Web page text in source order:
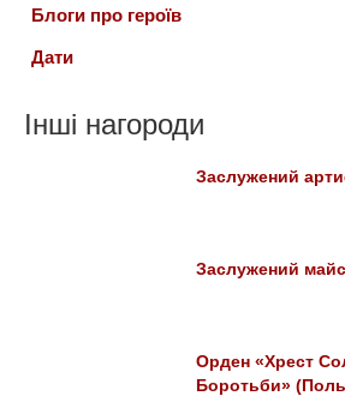
Блоги про героїв
Дати
Інші нагороди
Заслужений
Заслужений
Орден «Хрест
Боротьби»